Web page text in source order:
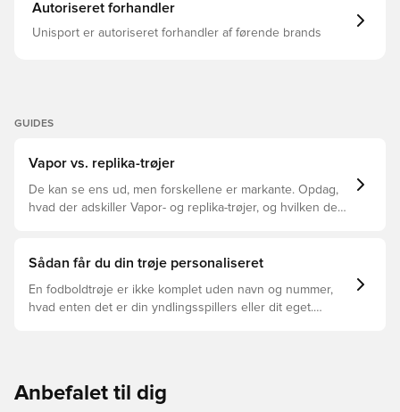
Autoriseret forhandler
Unisport er autoriseret forhandler af førende brands
GUIDES
Vapor vs. replika-trøjer
De kan se ens ud, men forskellene er markante. Opdag,
hvad der adskiller Vapor- og replika-trøjer, og hvilken der
Sådan får du din trøje personaliseret
En fodboldtrøje er ikke komplet uden navn og nummer,
hvad enten det er din yndlingsspillers eller dit eget.
Anbefalet til dig